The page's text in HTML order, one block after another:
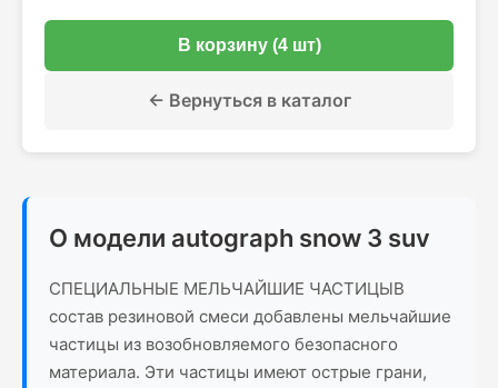
В корзину (4 шт)
← Вернуться в каталог
О модели autograph snow 3 suv
СПЕЦИАЛЬНЫЕ МЕЛЬЧАЙШИЕ ЧАСТИЦЫВ
состав резиновой смеси добавлены мельчайшие
частицы из возобновляемого безопасного
материала. Эти частицы имеют острые грани,